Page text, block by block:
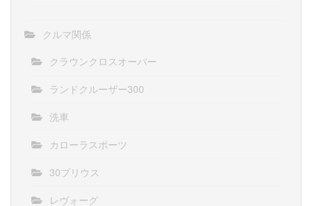
クルマ関係
クラウンクロスオーバー
ランドクルーザー300
洗車
カローラスポーツ
30プリウス
レヴォーグ